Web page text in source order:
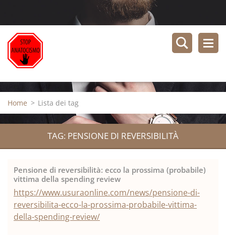
Home > Lista dei tag
TAG: PENSIONE DI REVERSIBILITÀ
Pensione di reversibilità: ecco la prossima (probabile)
vittima della spending review
https://www.usuraonline.com/news/pensione-di-
reversibilita-ecco-la-prossima-probabile-vittima-
della-spending-review/